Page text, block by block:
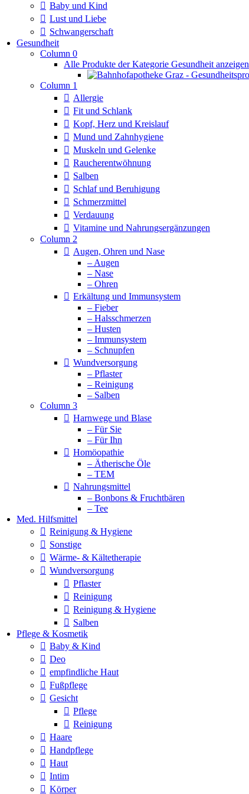
Baby und Kind
Lust und Liebe
Schwangerschaft
Gesundheit
Column 0
Alle Produkte der Kategorie Gesundheit anzeigen
Column 1
Allergie
Fit und Schlank
Kopf, Herz und Kreislauf
Mund und Zahnhygiene
Muskeln und Gelenke
Raucherentwöhnung
Salben
Schlaf und Beruhigung
Schmerzmittel
Verdauung
Vitamine und Nahrungsergänzungen
Column 2
Augen, Ohren und Nase
– Augen
– Nase
– Ohren
Erkältung und Immunsystem
– Fieber
– Halsschmerzen
– Husten
– Immunsystem
– Schnupfen
Wundversorgung
– Pflaster
– Reinigung
– Salben
Column 3
Harnwege und Blase
– Für Sie
– Für Ihn
Homöopathie
– Ätherische Öle
– TEM
Nahrungsmittel
– Bonbons & Fruchtbären
– Tee
Med. Hilfsmittel
Reinigung & Hygiene
Sonstige
Wärme- & Kältetherapie
Wundversorgung
Pflaster
Reinigung
Reinigung & Hygiene
Salben
Pflege & Kosmetik
Baby & Kind
Deo
empfindliche Haut
Fußpflege
Gesicht
Pflege
Reinigung
Haare
Handpflege
Haut
Intim
Körper